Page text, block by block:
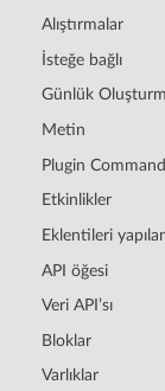
Alıştırmalar
İsteğe bağlı
Günlük
Metin
Plugin
Etkinlikler
Eklentileri
API öğesi
Veri API’sı
Bloklar
Varlıklar